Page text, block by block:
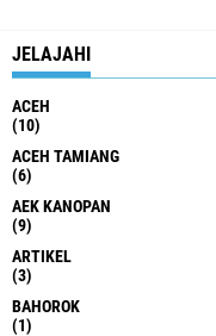
JELAJAHI
ACEH
(10)
ACEH TAMIANG
(6)
AEK KANOPAN
(9)
ARTIKEL
(3)
BAHOROK
(1)